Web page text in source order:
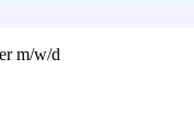
m/w/d